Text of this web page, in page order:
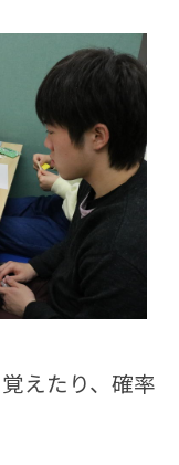
えたり、確率